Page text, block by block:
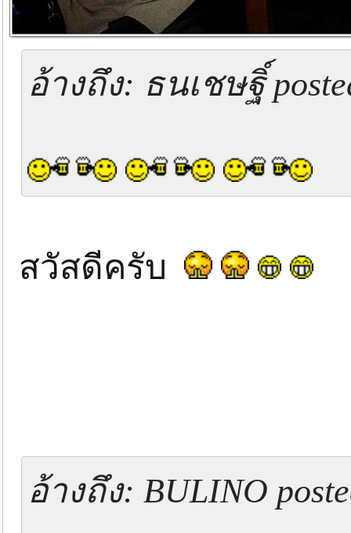
อ้างถึง: ธนเชษฐิ์
สวัสดีครับ
อ้างถึง: BULINO